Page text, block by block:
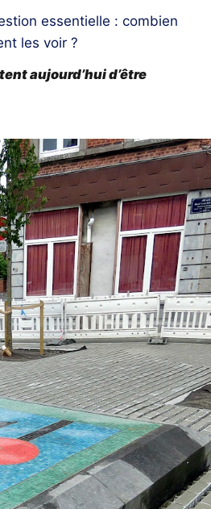
essentielle : combien
les voir ?
aujourd’hui d’être